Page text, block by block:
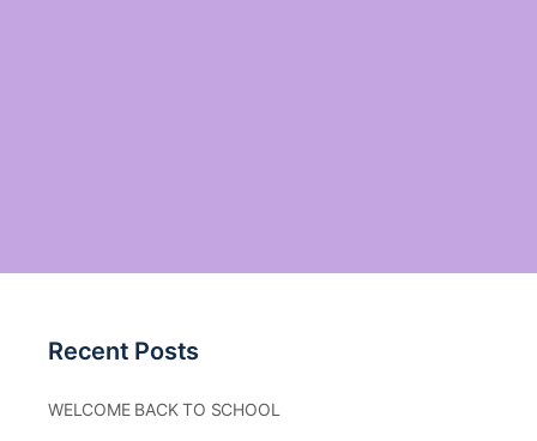
Recent Posts
WELCOME BACK TO SCHOOL